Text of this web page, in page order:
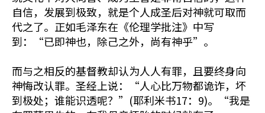
自信，发展到极致，就是个人成圣后对神就可取而
代之了。正如毛泽东在《伦理学批注》中写
到：“已即神也，除己之外，尚有神乎”。
而与之相反的基督教却认为人人有罪，且要终身向
神悔改认罪。圣经上说：“人心比万物都诡诈，坏
到极处；谁能识透呢？”(耶利米书17：9)。“我是